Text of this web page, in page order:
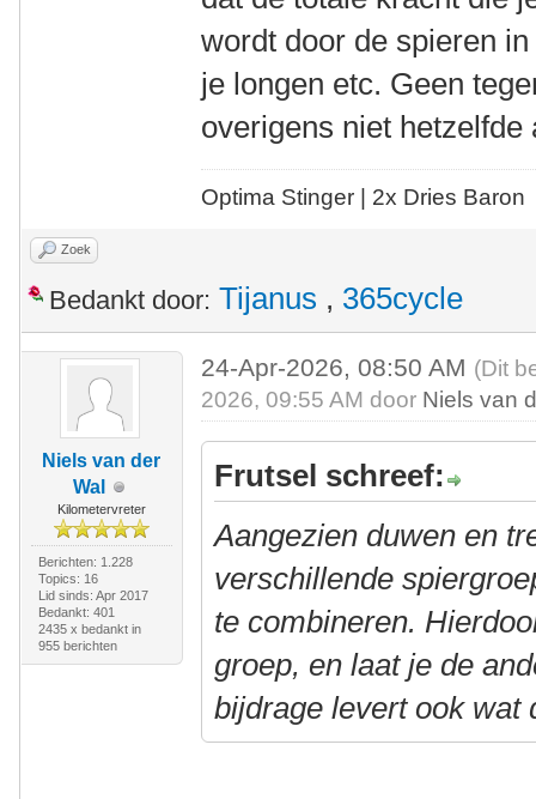
wordt door de spieren
je longen etc. Geen
overigens niet
Optima Stinger | 2x Dries Baron
Zoek
Bedankt door: Tijanus , 365cycle
Niels van der
Wal
Kilometervreter
Berichten: 1.228
Topics: 16
Lid sinds: Apr 2017
Bedankt: 401
2435 x bedankt in
955 berichten
24-Apr-2026, 08:50 AM (Dit
2026, 09:55 AM door Niels van
Frutsel schreef:
Aangezien duwen en
verschillende
te combineren.
groep, en laat je de
bijdrage levert ook wat